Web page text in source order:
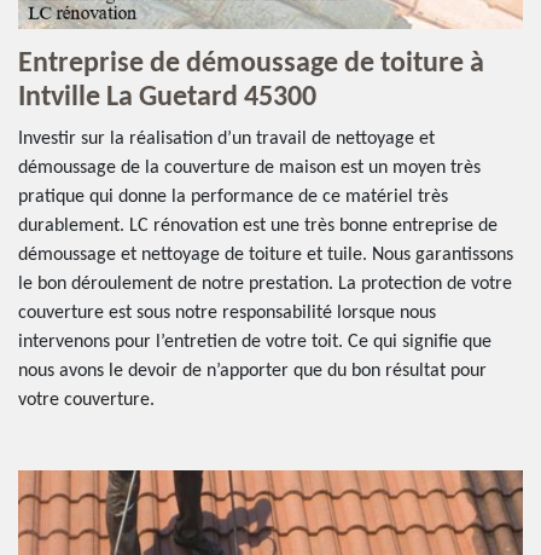
Entreprise de démoussage de toiture à
Intville La Guetard 45300
Investir sur la réalisation d’un travail de nettoyage et
démoussage de la couverture de maison est un moyen très
pratique qui donne la performance de ce matériel très
durablement. LC rénovation est une très bonne entreprise de
démoussage et nettoyage de toiture et tuile. Nous garantissons
le bon déroulement de notre prestation. La protection de votre
couverture est sous notre responsabilité lorsque nous
intervenons pour l’entretien de votre toit. Ce qui signifie que
nous avons le devoir de n’apporter que du bon résultat pour
votre couverture.